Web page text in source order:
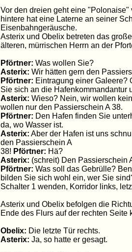
Vor den dreien geht eine
hintere hat eine Laterne an seiner
Eisenbahngeräusche.
Asterix und Obelix betreten das
älteren, mürrischen Herrn an der
Pförtner: Was wollen Sie?
Asterix: Wir hätten gern den
Pförtner: Eintragung einer Galeere?
Sie sich an die Hafenkommandantur
Asterix: Wieso? Nein, wir wollen
wollen nur den Passierschein A 38.
Pförtner: Den Hafen finden Sie
da, wo Wasser ist.
Asterix: Aber der Hafen ist uns
den Passierschein A
38! Pförtner: Hä?
Asterix: (schreit) Den Passierschein
Pförtner: Was soll das Gebrülle?
bilden Sie sich wohl ein, wer Sie
Schalter 1 wenden, Korridor links,
Asterix und Obelix befolgen die
Ende des Flurs auf der rechten Seite
Obelix: Die letzte Tür rechts.
Asterix: Ja, so hatte er gesagt.